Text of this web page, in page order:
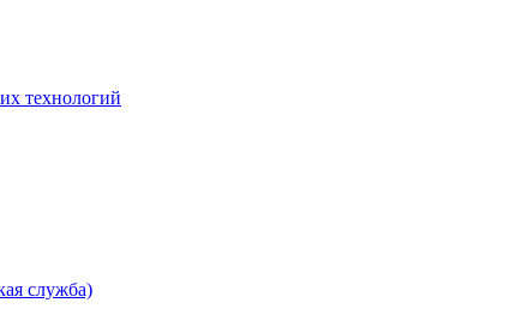
технологий
служба)